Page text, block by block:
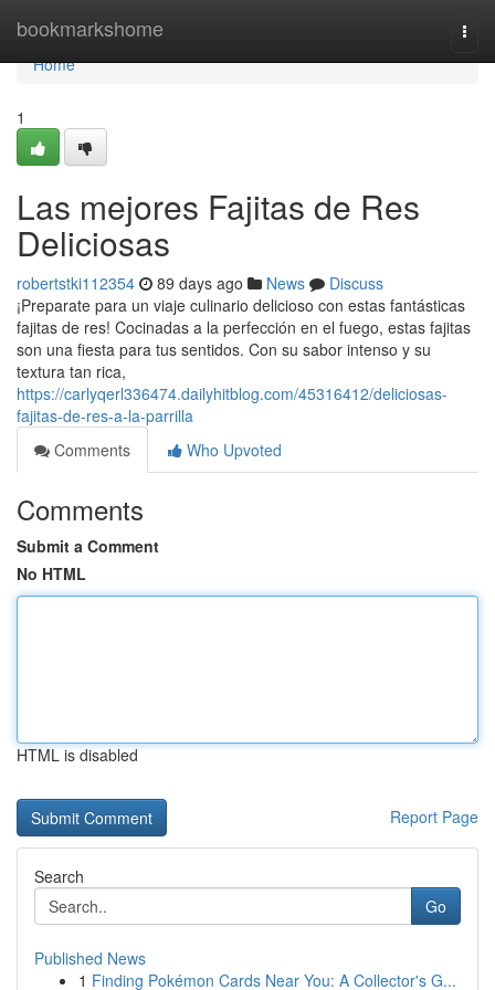
bookmarkshome
Home
Home
1
Las mejores Fajitas de Res
Deliciosas
robertstki112354 89 days ago News
Discuss
¡Preparate para un viaje culinario delicioso con estas fantásticas
fajitas de res! Cocinadas a la perfección en el fuego, estas fajitas
son una fiesta para tus sentidos. Con su sabor intenso y su
textura tan rica,
https://carlyqerl336474.dailyhitblog.com/45316412/deliciosas-
fajitas-de-res-a-la-parrilla
Comments
Who Upvoted
Comments
Submit a Comment
No HTML
HTML is disabled
Report Page
Search
Go
Published News
1 Finding Pokémon Cards Near You: A Collector's G...